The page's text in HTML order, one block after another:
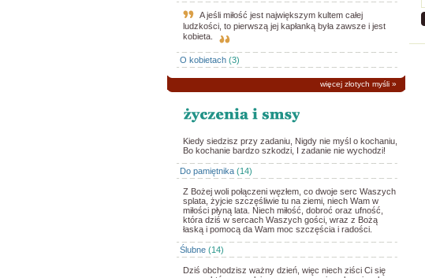
A jeśli miłość jest największym kultem całej
ludzkości, to pierwszą jej kapłanką była zawsze i jest
kobieta.
O kobietach(3)
więcej złotych myśli»
Kiedy siedzisz przy zadaniu, Nigdy nie myśl o kochaniu,
Bo kochanie bardzo szkodzi, I zadanie nie wychodzi!
Do pamiętnika(14)
Z Bożej woli połączeni węzłem, co dwoje serc Waszych
splata, żyjcie szczęśliwie tu na ziemi, niech Wam w
miłości płyną lata. Niech miłość, dobroć oraz ufność,
która dziś w sercach Waszych gości, wraz z Bożą
łaską i pomocą da Wam moc szczęścia i radości.
Ślubne(14)
Dziś obchodzisz ważny dzień, więc niech ziści Ci się